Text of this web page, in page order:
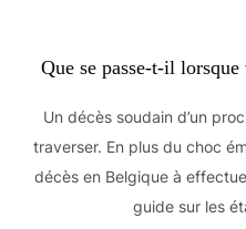
Que se passe-t-il
Un décès soudain d’un
traverser. En plus du choc
décès en Belgique à
guide sur les